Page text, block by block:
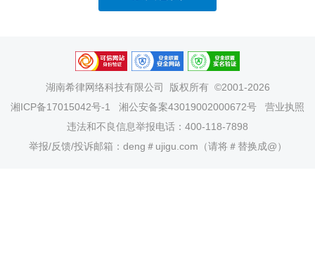
湖南希律网络科技有限公司
版权所有 ©2001-2026
湘ICP备17015042号-1
湘公安备案43019002000672号
营业执照
违法和不良信息举报电话：400-118-7898
举报/反馈/投诉邮箱：deng＃ujigu.com（请将＃替换成@）